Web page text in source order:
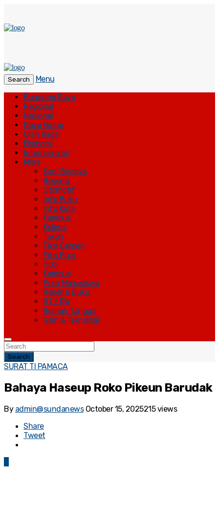
Search
Menu
Bandung Raya
Regional
Nasional
Gaya Hidup
Olah Raga
Ekonomi
Internasional
More
Seni Budaya
Resensi
Otomotif
Info Buku
Info Kota
Kampus
Kuliner
Tokoh
Fiksi Cerpen
Fiksi Puisi
Hobi
Kampus
Puisi Mahasiswa
Resensi Buku
RT / RW
Rumah Tangga
Sain & Teknologi
Search
SURAT TI PAMACA
Bahaya Haseup Roko Pikeun Barudak
By admin@sundanews October 15, 2025215 views
Share
Tweet